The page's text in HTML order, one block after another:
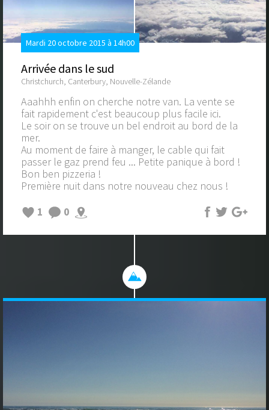
Mardi 20 octobre 2015 à 14h00
Arrivée dans le sud
Christchurch, Canterbury, Nouvelle-Zélande
Aaahhh enfin on cherche notre van. La vente se
fait rapidement c'est beaucoup plus facile ici.
Le soir on se trouve un bel endroit au bord de la
mer.
Au moment de faire à manger, le cable qui fait
passer le gaz prend feu ... Petite panique à bord !
Bon ben pizzeria !
Première nuit dans notre nouveau chez nous !
1
0